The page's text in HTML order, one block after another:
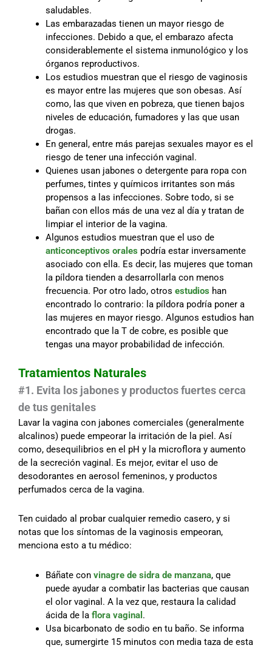
saludables.
Las embarazadas tienen un mayor riesgo de
infecciones. Debido a que, el embarazo afecta
considerablemente el sistema inmunológico y los
órganos reproductivos.
Los estudios muestran que el riesgo de vaginosis
es mayor entre las mujeres que son obesas. Así
como, las que viven en pobreza, que tienen bajos
niveles de educación, fumadores y las que usan
drogas.
En general, entre más parejas sexuales mayor es el
riesgo de tener una infección vaginal.
Quienes usan jabones o detergente para ropa con
perfumes, tintes y químicos irritantes son más
propensos a las infecciones. Sobre todo, si se
bañan con ellos más de una vez al día y tratan de
limpiar el interior de la vagina.
Algunos estudios muestran que el uso de
anticonceptivos orales podría estar inversamente
asociado con ella. Es decir, las mujeres que toman
la píldora tienden a desarrollarla con menos
frecuencia. Por otro lado, otros estudios han
encontrado lo contrario: la píldora podría poner a
las mujeres en mayor riesgo. Algunos estudios han
encontrado que la T de cobre, es posible que
tengas una mayor probabilidad de infección.
Tratamientos Naturales
#1. Evita los jabones y productos fuertes cerca
de tus genitales
Lavar la vagina con jabones comerciales (generalmente
alcalinos) puede empeorar la irritación de la piel. Así
como, desequilibrios en el pH y la microflora y aumento
de la secreción vaginal. Es mejor, evitar el uso de
desodorantes en aerosol femeninos, y productos
perfumados cerca de la vagina.
Ten cuidado al probar cualquier remedio casero, y si
notas que los síntomas de la vaginosis empeoran,
menciona esto a tu médico:
Báñate con vinagre de sidra de manzana, que
puede ayudar a combatir las bacterias que causan
el olor vaginal. A la vez que, restaura la calidad
ácida de la flora vaginal .
Usa bicarbonato de sodio en tu baño. Se informa
que, sumergirte 15 minutos con media taza de esta